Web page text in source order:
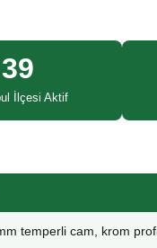
39
İlçesi Aktif
temperli cam, krom